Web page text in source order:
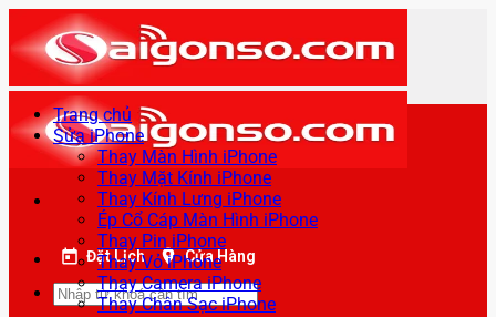
qua
nội
dung
Đặt Lịch Cửa Hàng
Tìm
Trang chủ
Sửa iPhone
Thay Màn Hình iPhone
Thay Mặt Kính iPhone
Thay Kính Lưng iPhone
Ép Cổ Cáp Màn Hình iPhone
Thay Pin iPhone
Thay Vỏ iPhone
Thay Camera iPhone
Thay Chân Sạc iPhone